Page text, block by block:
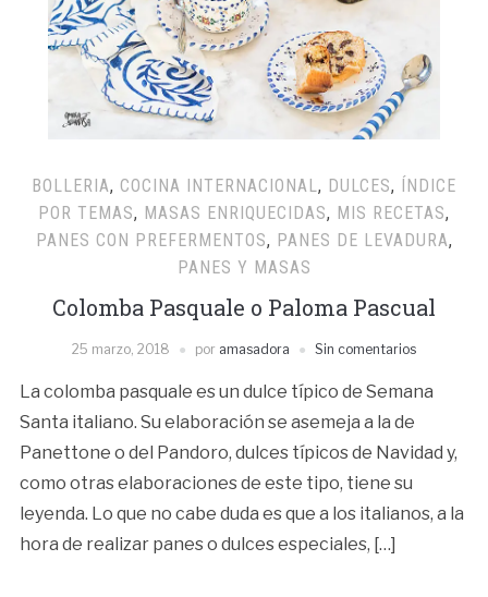
BOLLERIA, COCINA INTERNACIONAL, DULCES,
ÍNDICE
POR TEMAS, MASAS ENRIQUECIDAS, MIS RECETAS,
PANES CON PREFERMENTOS, PANES DE LEVADURA,
PANES Y MASAS
Colomba Pasquale o Paloma Pascual
25 marzo, 2018 por amasadora Sin comentarios
La colomba pasquale es un dulce típico de Semana
Santa italiano. Su elaboración se asemeja a la de
Panettone o del Pandoro, dulces típicos de Navidad y,
como otras elaboraciones de este tipo, tiene su
leyenda. Lo que no cabe duda es que a los italianos, a la
hora de realizar panes o dulces especiales, […]